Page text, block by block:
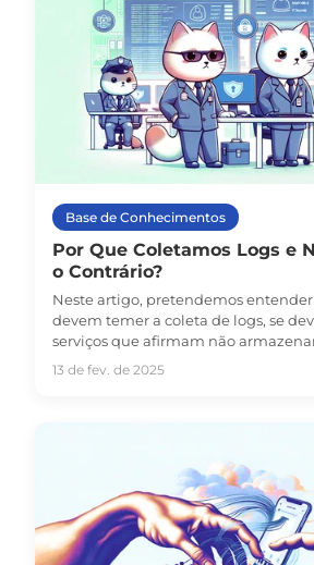
Base de Conhecimentos
Por Que Coletamos Logs e
o Contrário?
Neste artigo, pretendemos entender
devem temer a coleta de logs, se
serviços que afirmam não
funciona no iProxy.
13 de fev. de 2025